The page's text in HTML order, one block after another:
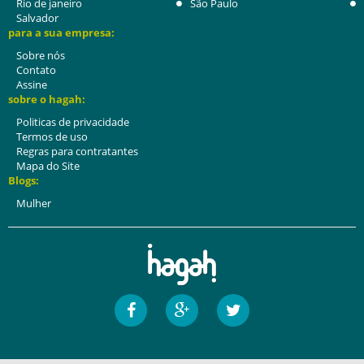
Rio de janeiro
São Paulo
Salvador
para a sua empresa:
Sobre nós
Contato
Assine
sobre o hagah:
Politicas de privacidade
Termos de uso
Regras para contratantes
Mapa do Site
Blogs:
Mulher